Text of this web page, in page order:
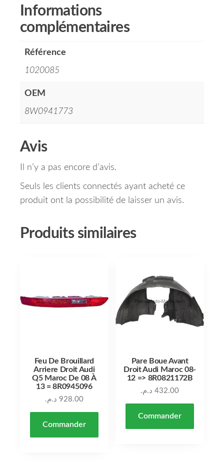
Informations
complémentaires
Référence
1020085
OEM
8W0941773
Avis
Il n’y a pas encore d’avis.
Seuls les clients connectés ayant acheté ce
produit ont la possibilité de laisser un avis.
Produits similaires
Feu De Brouillard
Arriere Droit Audi
Q5 Maroc De 08 À
13 = 8R0945096
928.00 د.م.
Commander
Pare Boue Avant
Droit Audi Maroc 08-
12 => 8R0821172B
432.00 د.م.
Commander